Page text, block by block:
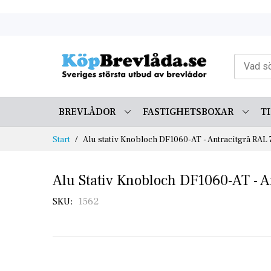
BREVLÅDOR FASTIGHETSBOXAR
Start Alu stativ Knobloch DF1060-AT - Antracitgrå RAL
Alu Stativ Knobloch DF1060-AT -
SKU 1562